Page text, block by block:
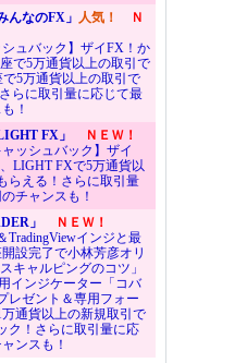
んなのFX」 人気！
Ｎ
シュバック】ザイFX！か
で5万通貨以上の取引で
5万通貨以上の取引で
らに取引量に応じて最
！
FX」
ＮＥＷ！
ャッシュバック】ザイ
LIGHT FXで5万通貨以
らえる！さらに取引量
チャンスも！
」
ＮＥＷ！
TradingViewインジと最
設完了で小林芳彦オリ
キャルピングのコツ」
インジケーター「コバ
レゼント＆専用フォー
通貨以上の新規取引で
ク！さらに取引量に応
ンスも！